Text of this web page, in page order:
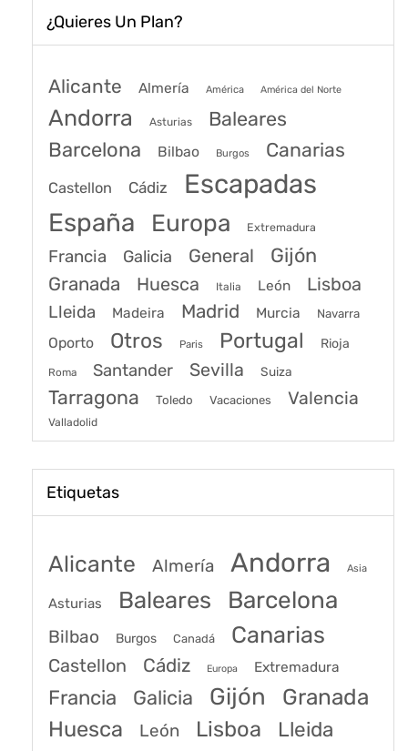
¿Quieres Un Plan?
Alicante Almería América América del Norte
Andorra Asturias Baleares
Barcelona Bilbao Burgos Canarias
Castellon Cádiz Escapadas
España Europa Extremadura
Francia Galicia General Gijón
Granada Huesca Italia León Lisboa
Lleida Madeira Madrid Murcia Navarra
Oporto Otros Paris Portugal Rioja
Roma Santander Sevilla Suiza
Tarragona Toledo Vacaciones Valencia
Valladolid
Etiquetas
Alicante Almería Andorra Asia
Asturias Baleares Barcelona
Bilbao Burgos Canadá Canarias
Castellon Cádiz Europa Extremadura
Francia Galicia Gijón Granada
Huesca León Lisboa Lleida